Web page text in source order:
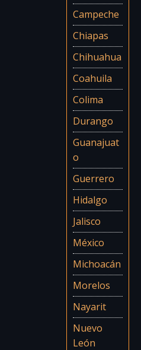
Campeche
Chiapas
Chihuahua
Coahuila
Colima
Durango
Guanajuat
o
Guerrero
Hidalgo
Jalisco
México
Michoacán
Morelos
Nayarit
Nuevo
León